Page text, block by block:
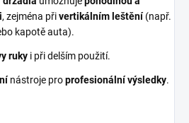
, zejména přivertikálním leštění (např.
kapotě auta).
ruky i při delším použití.
nástroje proprofesionální výsledky.